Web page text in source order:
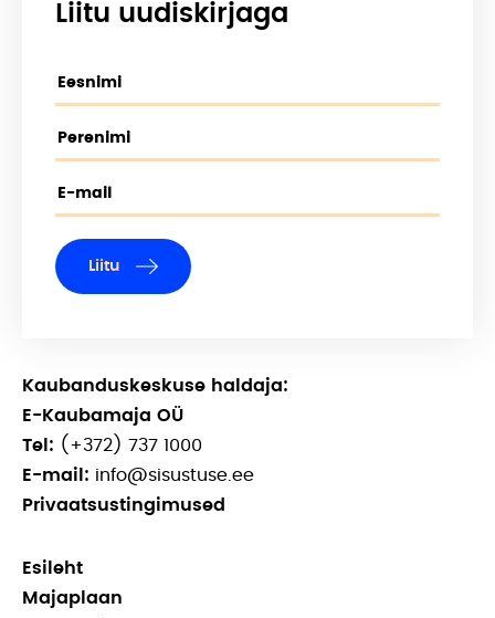
Liitu uudiskirjaga
Liitu
Kaubanduskeskuse haldaja:
E-Kaubamaja OÜ
Tel: (+372) 737 1000
E-mail: info@sisustuse.ee
Privaatsustingimused
Esileht
Majaplaan